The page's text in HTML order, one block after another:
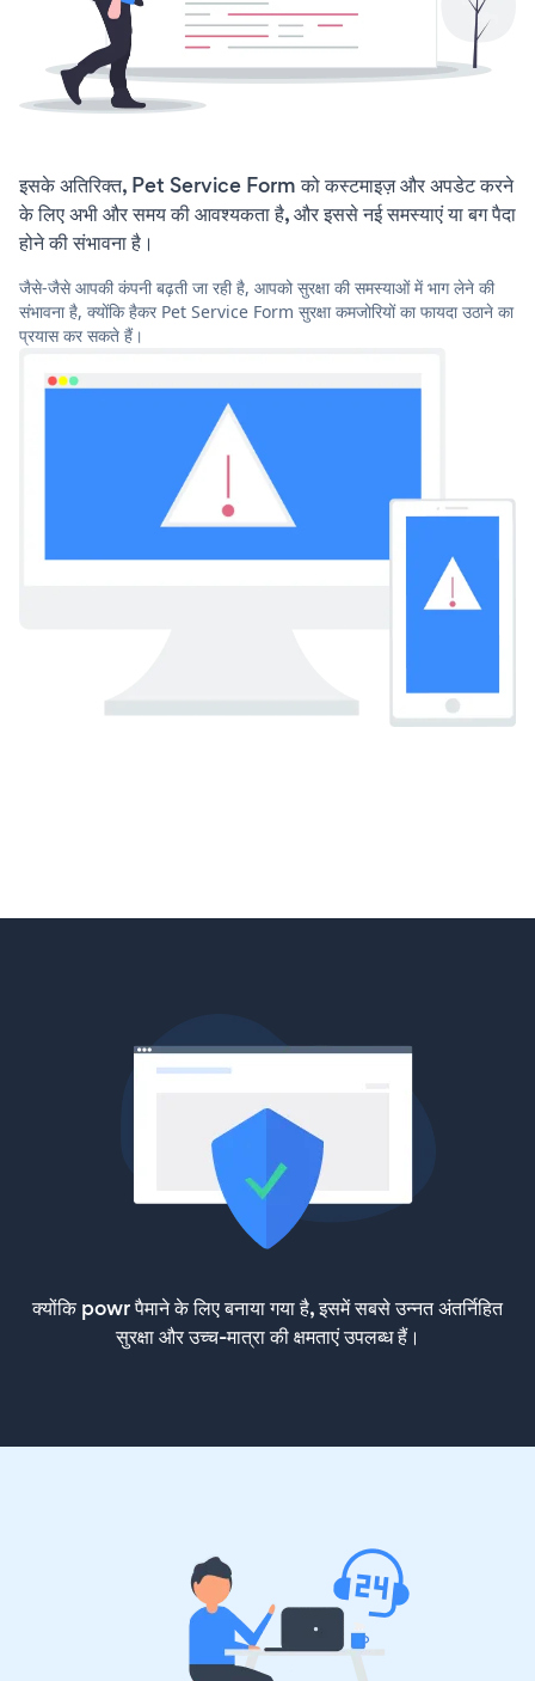
इसके अतिरिक्त, Pet Service Form को कस्टमाइज़ और अपडेट करने
के लिए अभी और समय की आवश्यकता है, और इससे नई समस्याएं या बग पैदा
होने की संभावना है।
जैसे-जैसे आपकी कंपनी बढ़ती जा रही है, आपको सुरक्षा की समस्याओं में भाग लेने की
संभावना है, क्योंकि हैकर Pet Service Form सुरक्षा कमजोरियों का फायदा उठाने का
प्रयास कर सकते हैं।
क्योंकि powr पैमाने के लिए बनाया गया है, इसमें सबसे उन्नत अंतर्निहित
सुरक्षा और उच्च-मात्रा की क्षमताएं उपलब्ध हैं।